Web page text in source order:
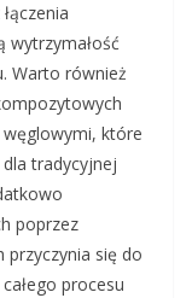
wytrzymałość
Warto również
węglowymi, które
tradycyjnej
poprzez
przyczynia się do
procesu